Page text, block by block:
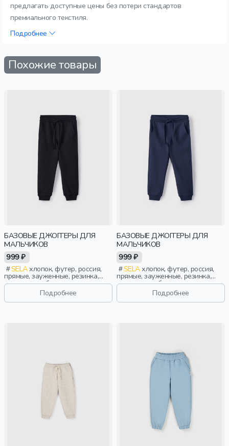
предлагать доступные цены без потери стандартов
премиального текстиля.
Подробнее
Похожие товары
БАЗОВЫЕ ДЖОГГЕРЫ ДЛЯ
МАЛЬЧИКОВ
999 ₽
SELAхлопок, футер, россия,
прямые, зауженные, резинка,
однотон, свободные, кулиска,
пояс, эластичные, повседневный,
мальчики, детиПодробнее
БАЗОВЫЕ ДЖОГГЕРЫ ДЛЯ
МАЛЬЧИКОВ
999 ₽
SELAхлопок, футер, россия,
прямые, зауженные, резинка,
однотон, свободные, кулиска,
пояс, эластичные, повседневный,
мальчики, детиПодробнее